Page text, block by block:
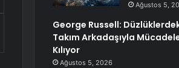
Ağustos 5,
George Russell:
Takım Arkadaşıyla
Kılıyor
Ağustos 5, 2026